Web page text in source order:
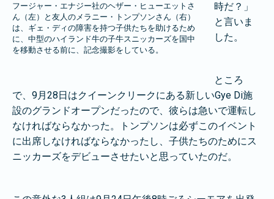
フージャー・エナジー社のヘザー・ヒューエットさ
ん（左）と友人のメラニー・トンプソンさん（右）
は、ギェ・ディの障害を持つ子供たちを助けるため
に、中型のハイランド牛の子牛スニッカーズを国中
を移動させる前に、記念撮影をしている。
時だ？」
と言いま
した。
ところ
で、9月28日はクイーンクリークにある新しいGye Di施
設のグランドオープンだったので、彼らは急いで運転し
なければならなかった。トンプソンは必ずこのイベント
に出席しなければならなかったし、子供たちのためにス
ニッカーズをデビューさせたいと思っていたのだ。